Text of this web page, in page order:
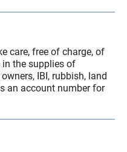
care, free of charge, of
in the supplies of
IBI, rubbish, land
an account number for